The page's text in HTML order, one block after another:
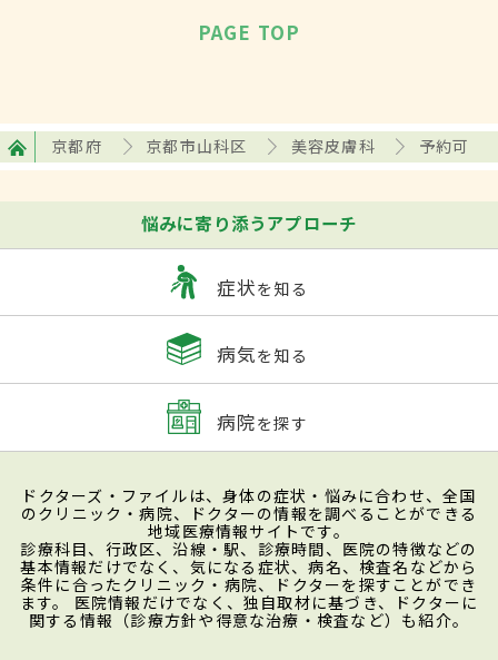
PAGE TOP
京都府 京都市山科区 美容皮膚科 予約可
悩みに寄り添うアプローチ
症状を知る
病気を知る
病院を探す
ドクターズ・ファイルは、身体の症状・悩みに合わせ、全国
のクリニック・病院、ドクターの情報を調べることができる
地域医療情報サイトです。
診療科目、行政区、沿線・駅、診療時間、医院の特徴などの
基本情報だけでなく、気になる症状、病名、検査名などから
条件に合ったクリニック・病院、ドクターを探すことができ
ます。 医院情報だけでなく、独自取材に基づき、ドクターに
関する情報（診療方針や得意な治療・検査など）も紹介。